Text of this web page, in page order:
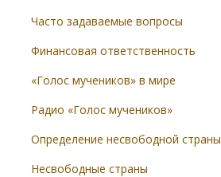
Часто задаваемые вопросы
Финансовая ответственность
«Голос мучеников» в мире
Радио «Голос мучеников»
Определение несвободной страны
Несвободные страны